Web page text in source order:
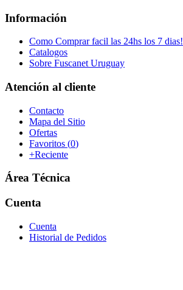
Información
Como Comprar facil las 24hs los 7 dias!
Catalogos
Sobre Fuscanet Uruguay
Atención al cliente
Contacto
Mapa del Sitio
Ofertas
Favoritos (0)
+Reciente
Área Técnica
Cuenta
Cuenta
Historial de Pedidos